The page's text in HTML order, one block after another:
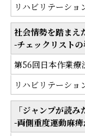
リハビリテーショ
社会情勢を踏まえ
-チェックリスト
第56回日本作業療
リハビリテーショ
「ジャンプが読
-両側重度運動麻